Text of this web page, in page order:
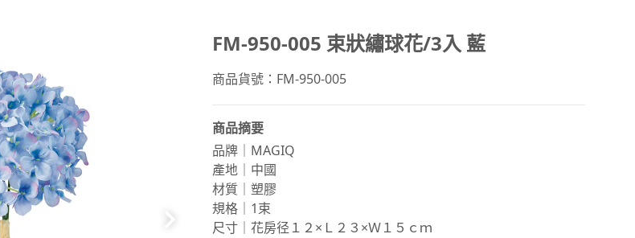
FM-950-005 束狀繡球花/3入 藍
商品貨號：FM-950-005
商品摘要
品牌｜MAGIQ
產地｜中國
材質｜塑膠
規格｜1束
尺寸｜花房径１２×Ｌ２３×Ｗ１５ｃｍ